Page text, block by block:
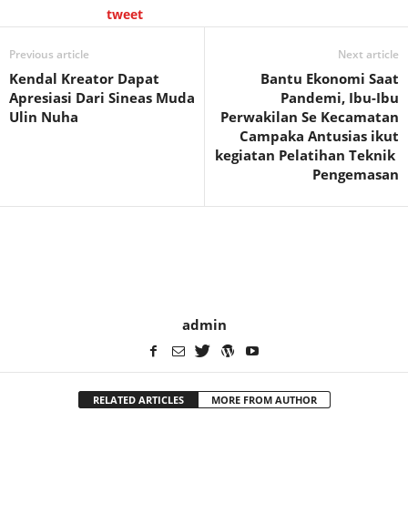
tweet
Previous article
Kendal Kreator Dapat
Apresiasi Dari Sineas Muda
Ulin Nuha
Next article
Bantu Ekonomi Saat
Pandemi, Ibu-Ibu
Perwakilan Se Kecamatan
Campaka Antusias ikut
kegiatan Pelatihan Teknik
Pengemasan
admin
RELATED ARTICLES MORE FROM AUTHOR